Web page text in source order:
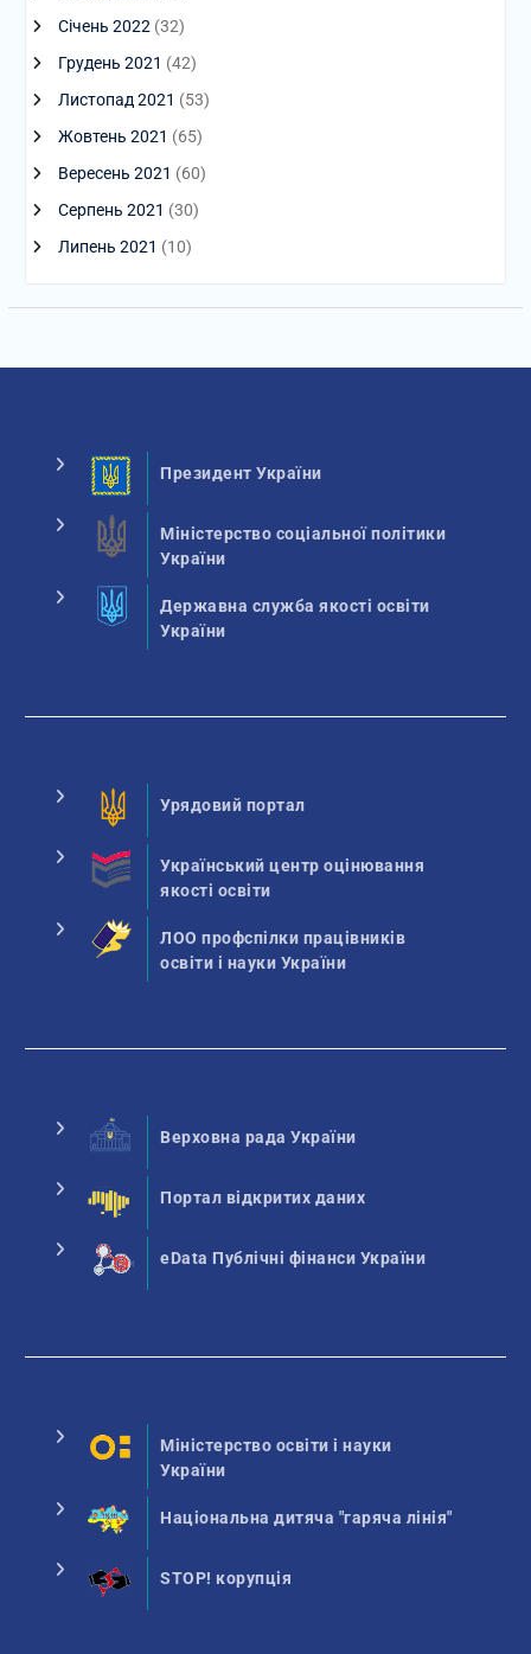
Січень 2022 (32)
Грудень 2021 (42)
Листопад 2021 (53)
Жовтень 2021 (65)
Вересень 2021 (60)
Серпень 2021 (30)
Липень 2021 (10)
Президент України
Міністерство соціальної політики
України
Державна служба якості освіти
України
Урядовий портал
Український центр оцінювання
якості освіти
ЛОО профспілки працівників
освіти і науки України
Верховна рада України
Портал відкритих даних
eData Публічні фінанси України
Міністерство освіти і науки
України
Національна дитяча "гаряча лінія"
STOP! корупція